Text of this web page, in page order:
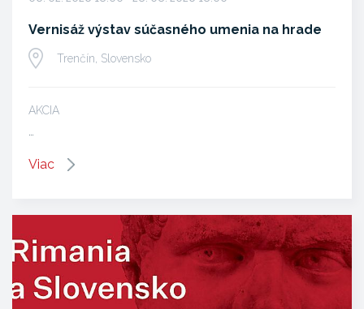
Vernisáž výstav súčasného umenia na hrade
Trenčín, Slovensko
AKCIA
Viac